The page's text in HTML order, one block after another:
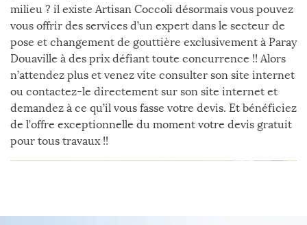
milieu ? il existe Artisan Coccoli désormais vous pouvez
vous offrir des services d’un expert dans le secteur de
pose et changement de gouttière exclusivement à Paray
Douaville à des prix défiant toute concurrence !! Alors
n’attendez plus et venez vite consulter son site internet
ou contactez-le directement sur son site internet et
demandez à ce qu’il vous fasse votre devis. Et bénéficiez
de l’offre exceptionnelle du moment votre devis gratuit
pour tous travaux !!